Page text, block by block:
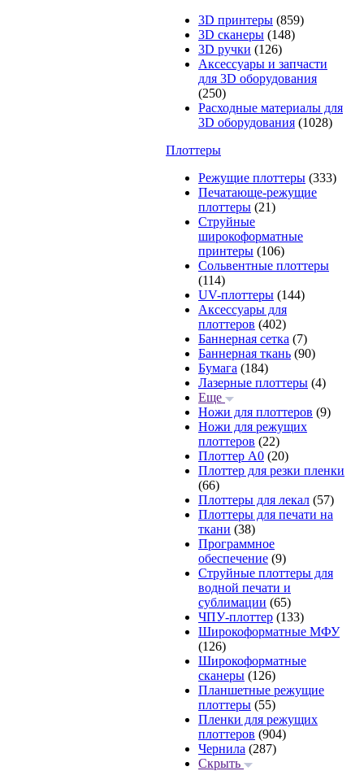
3D принтеры (859)
3D сканеры (148)
3D ручки (126)
Аксессуары и запчасти
для 3D оборудования
(250)
Расходные материалы для
3D оборудования (1028)
Плоттеры
Режущие плоттеры (333)
Печатающе-режущие
плоттеры (21)
Струйные
широкоформатные
принтеры (106)
Сольвентные плоттеры
(114)
UV-плоттеры (144)
Аксессуары для
плоттеров (402)
Баннерная сетка (7)
Баннерная ткань (90)
Бумага (184)
Лазерные плоттеры (4)
Еще
Ножи для плоттеров (9)
Ножи для режущих
плоттеров (22)
Плоттер А0 (20)
Плоттер для резки пленки
(66)
Плоттеры для лекал (57)
Плоттеры для печати на
ткани (38)
Программное
обеспечение (9)
Струйные плоттеры для
водной печати и
сублимации (65)
ЧПУ-плоттер (133)
Широкоформатные МФУ
(126)
Широкоформатные
сканеры (126)
Планшетные режущие
плоттеры (55)
Пленки для режущих
плоттеров (904)
Чернила (287)
Скрыть